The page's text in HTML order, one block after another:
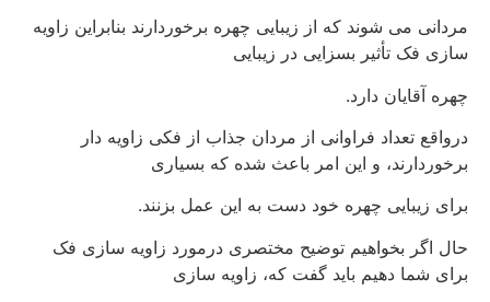
مردانی می شوند که از زیبایی چهره برخوردارند بنابراین زاویه
سازی فک تأثیر بسزایی در زیبایی
چهره آقایان دارد.
درواقع تعداد فراوانی از مردان جذاب از فکی زاویه دار
برخوردارند، و این امر باعث شده که بسیاری
برای زیبایی چهره خود دست به این عمل بزنند.
حال اگر بخواهیم توضیح مختصری درمورد زاویه سازی فک
برای شما دهیم باید گفت که، زاویه سازی